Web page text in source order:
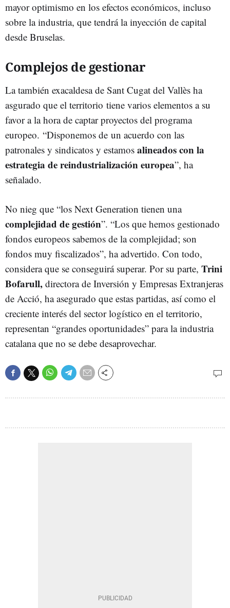
mayor optimismo en los efectos económicos, incluso
sobre la industria, que tendrá la inyección de capital
desde Bruselas.
Complejos de gestionar
La también exacaldesa de Sant Cugat del Vallès ha
asgurado que el territorio tiene varios elementos a su
favor a la hora de captar proyectos del programa
europeo. “Disponemos de un acuerdo con las
patronales y sindicatos y estamos alineados con la
estrategia de reindustrialización europea”, ha
señalado.
No nieg que “los Next Generation tienen una
complejidad de gestión”. “Los que hemos gestionado
fondos europeos sabemos de la complejidad; son
fondos muy fiscalizados”, ha advertido. Con todo,
considera que se conseguirá superar. Por su parte, Trini
Bofarull, directora de Inversión y Empresas Extranjeras
de Acció, ha asegurado que estas partidas, así como el
creciente interés del sector logístico en el territorio,
representan “grandes oportunidades” para la industria
catalana que no se debe desaprovechar.